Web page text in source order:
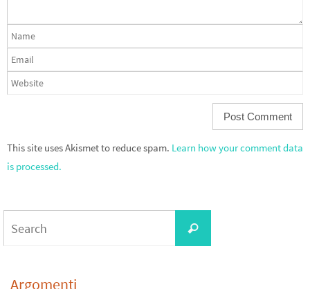
This site uses Akismet to reduce spam. Learn how your comment data
is processed.
Search
Argomenti